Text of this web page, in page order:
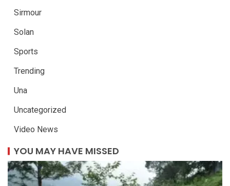
Sirmour
Solan
Sports
Trending
Una
Uncategorized
Video News
YOU MAY HAVE MISSED